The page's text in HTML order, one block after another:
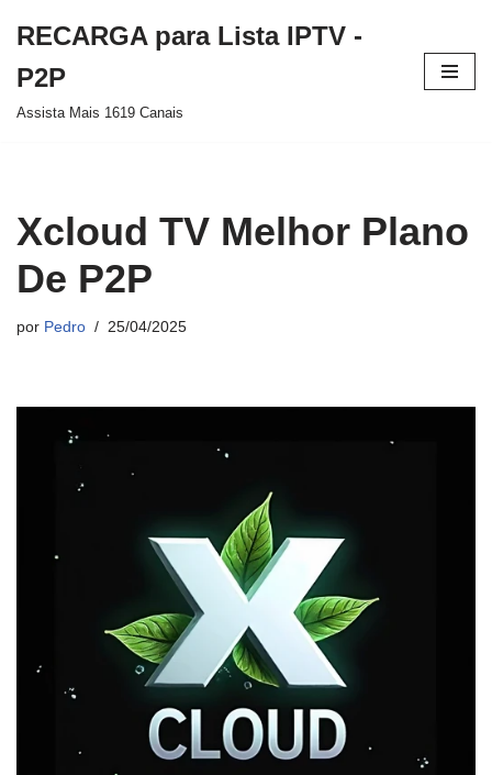
para
o
RECARGA para Lista IPTV -
P2P
Assista Mais 1619 Canais
Xcloud TV Melhor Plano
De P2P
por Pedro 25/04/2025